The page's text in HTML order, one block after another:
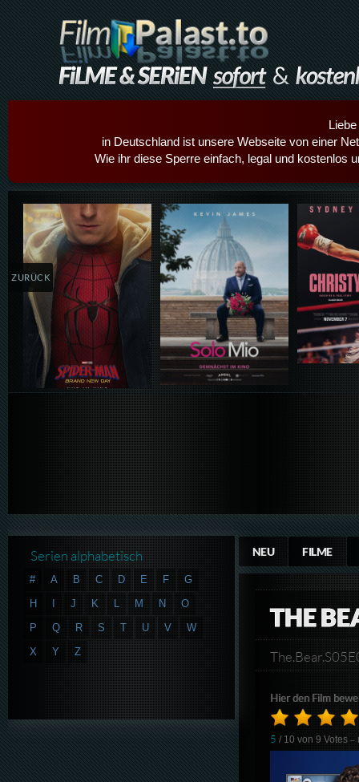
in Deutschland ist unsere Webseite von einer
Wie ihr diese Sperre einfach, legal und kostenlos
Details,Play Details,Play
ZURÜCK
NEU FILME
THE
Hier den Film
5 / 10 von9 Votes –
Serien alphabetisch
# A B C D E F
G
H
I J K L M N
O
P
Q R S T U V
W
X
Y Z